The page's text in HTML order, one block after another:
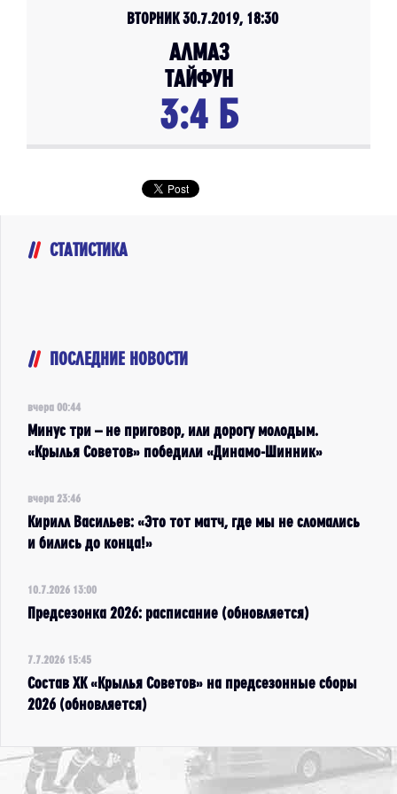
ВТОРНИК 30.7.2019, 18:30
АЛМАЗ
ТАЙФУН
3:4 Б
СТАТИСТИКА
ПОСЛЕДНИЕ НОВОСТИ
вчера 00:44
Минус три – не приговор, или дорогу молодым.
«Крылья Советов» победили «Динамо-Шинник»
вчера 23:46
Кирилл Васильев: «Это тот матч, где мы не сломались
и бились до конца!»
10.7.2026 13:00
Предсезонка 2026: расписание (обновляется)
7.7.2026 15:45
Состав ХК «Крылья Советов» на предсезонные сборы
2026 (обновляется)